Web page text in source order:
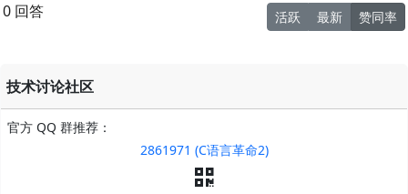
0 回答 活跃 最新 赞同率
技术讨论社区
官方 QQ 群推荐：
2861971 (C语言革命2)